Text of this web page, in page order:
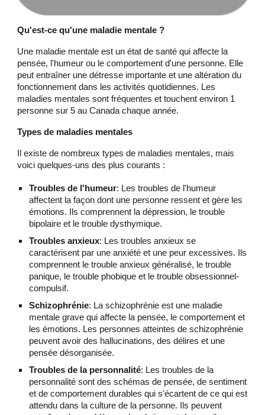
Qu'est-ce qu'une maladie mentale ?
Une maladie mentale est un état de santé qui affecte la
pensée, l'humeur ou le comportement d'une personne. Elle
peut entraîner une détresse importante et une altération du
fonctionnement dans les activités quotidiennes. Les
maladies mentales sont fréquentes et touchent environ 1
personne sur 5 au Canada chaque année.
Types de maladies mentales
Il existe de nombreux types de maladies mentales, mais
voici quelques-uns des plus courants :
Troubles de l'humeur: Les troubles de l'humeur
affectent la façon dont une personne ressent et gère les
émotions. Ils comprennent la dépression, le trouble
bipolaire et le trouble dysthymique.
Troubles anxieux: Les troubles anxieux se
caractérisent par une anxiété et une peur excessives. Ils
comprennent le trouble anxieux généralisé, le trouble
panique, le trouble phobique et le trouble obsessionnel-
compulsif.
Schizophrénie: La schizophrénie est une maladie
mentale grave qui affecte la pensée, le comportement et
les émotions. Les personnes atteintes de schizophrénie
peuvent avoir des hallucinations, des délires et une
pensée désorganisée.
Troubles de la personnalité: Les troubles de la
personnalité sont des schémas de pensée, de sentiment
et de comportement durables qui s'écartent de ce qui est
attendu dans la culture de la personne. Ils peuvent